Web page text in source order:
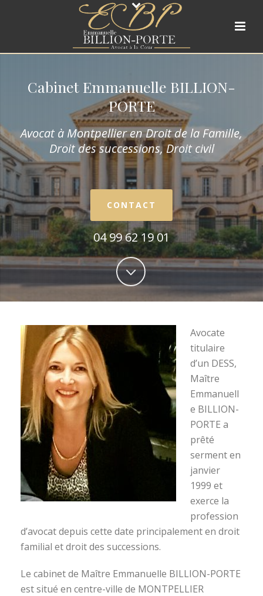
Cabinet Emmanuelle BILLION-
PORTE
Avocat à Montpellier en Droit de la Famille,
Droit des successions, Droit civil
CONTACT
04 99 62 19 01
Avocate
titulaire
d’un DESS,
Maître
Emmanuell
e BILLION-
PORTE a
prêté
serment en
janvier
1999 et
exerce la
profession
d’avocat depuis cette date principalement en droit
familial et droit des successions.
Le cabinet de Maître Emmanuelle BILLION-PORTE
est situé en centre-ville de MONTPELLIER